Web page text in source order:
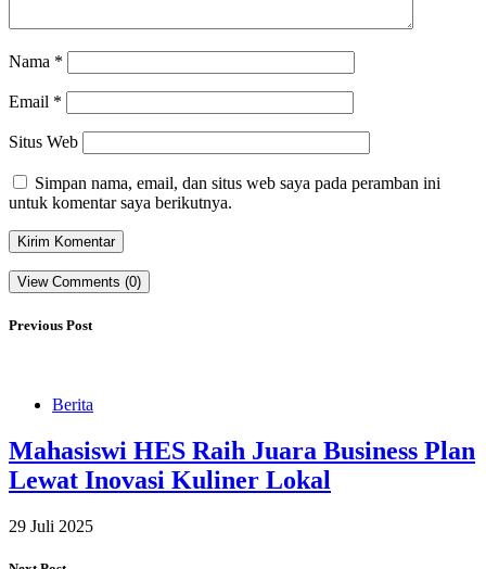
Nama *
Email *
Situs Web
Simpan nama, email, dan situs web saya pada peramban ini
untuk komentar saya berikutnya.
View Comments (0)
Previous Post
Berita
Mahasiswi HES Raih Juara Business Plan
Lewat Inovasi Kuliner Lokal
29 Juli 2025